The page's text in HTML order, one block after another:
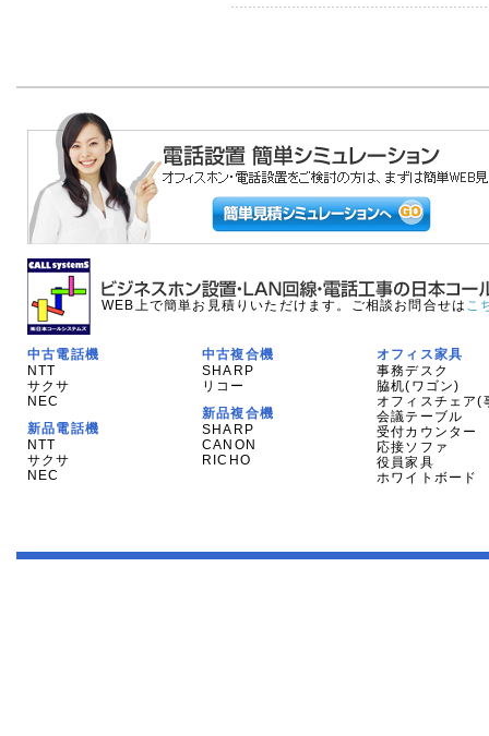
WEB上で簡単お見積りいただけます。ご相談お問合せは こ
中古電話機
NTT
サクサ
NEC
新品電話機
NTT
サクサ
NEC
中古複合機
SHARP
リコー
新品複合機
SHARP
CANON
RICHO
オフィス家具
事務デスク
脇机(ワゴン)
オフィスチェア(
会議テーブル
受付カウンター
応接ソファ
役員家具
ホワイトボード